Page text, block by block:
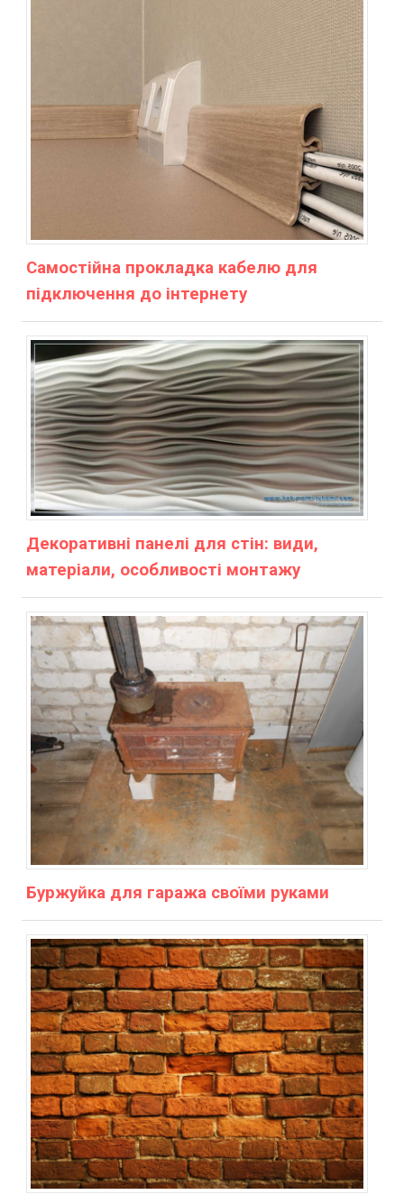
Самостійна прокладка кабелю для
підключення до інтернету
Декоративні панелі для стін: види,
матеріали, особливості монтажу
Буржуйка для гаража своїми руками